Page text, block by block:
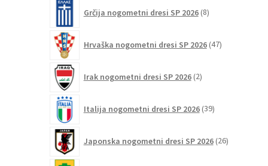
Grčija nogometni dresi SP 2026 8izdelkov
Hrvaška nogometni dresi SP 2026 47izdelkov
Irak nogometni dresi SP 2026 2izdelka
Italija nogometni dresi SP 2026 39izdelkov
Japonska nogometni dresi SP 2026 26izdelkov